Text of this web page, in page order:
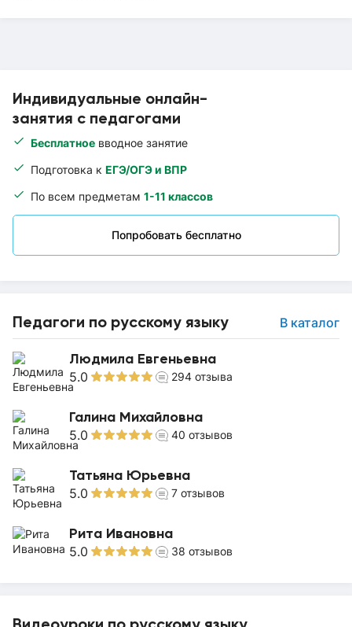
Индивидуальные онлайн-
занятия с педагогами
Бесплатное вводное занятие
Подготовка к ЕГЭ/ОГЭ и ВПР
По всем предметам 1-11 классов
Попробовать бесплатно
Педагоги по русскому языку В каталог
Людмила Евгеньевна
5.0 294 отзыва
Галина Михайловна
5.0 40 отзывов
Татьяна Юрьевна
5.0 7 отзывов
Рита Ивановна
5.0 38 отзывов